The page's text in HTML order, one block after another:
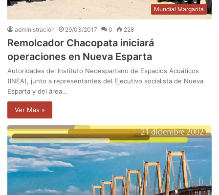
Mundial Margarita
administración 29/03/2017 0 228
Remolcador Chacopata iniciará
operaciones en Nueva Esparta
Autoridades del Instituto Neoespartano de Espacios Acuáticos
(INEA), junto a representantes del Ejecutivo socialista de Nueva
Esparta y del área…
Ver Mas »